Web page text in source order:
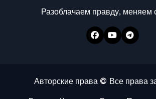
Разоблачаем правду, меняем
Авторские права © Все права